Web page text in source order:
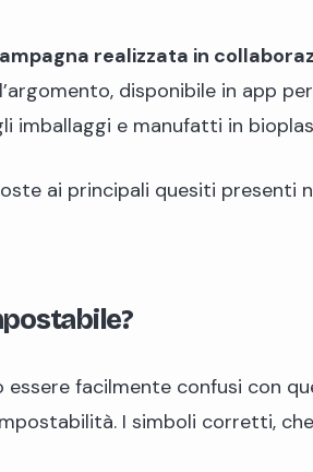
realizzata in
disponibile in app
imballaggi e manufatti in
ai principali quesiti presenti
facilmente confusi con
I simboli corretti,